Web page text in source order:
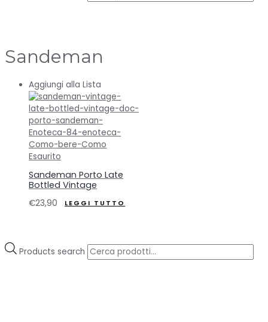
Products search
Sandeman
Aggiungi alla Lista
Esaurito
Sandeman Porto Late
Bottled Vintage
€23,90 LEGGI TUTTO